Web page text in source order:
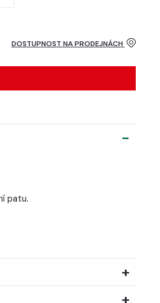
DOSTUPNOST NA PRODEJNÁCH
patu.